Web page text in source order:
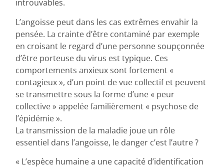
introuvables.
L’angoisse peut dans les cas extrêmes envahir la
pensée. La crainte d’être contaminé par exemple
en croisant le regard d’une personne soupçonnée
d’être porteuse du virus est typique. Ces
comportements anxieux sont fortement «
contagieux », d’un point de vue collectif et peuvent
se transmettre sous la forme d’une « peur
collective » appelée familièrement « psychose de
l’épidémie ».
La transmission de la maladie joue un rôle
essentiel dans l’angoisse, le danger c’est l’autre ?
« L’espèce humaine a une capacité d’identification